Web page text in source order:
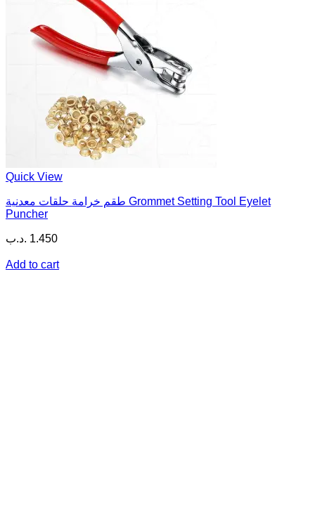
Quick View
طقم خرامة حلقات معدنية Grommet Setting Tool Eyelet
Puncher
1.450 .د.ب
Add to cart